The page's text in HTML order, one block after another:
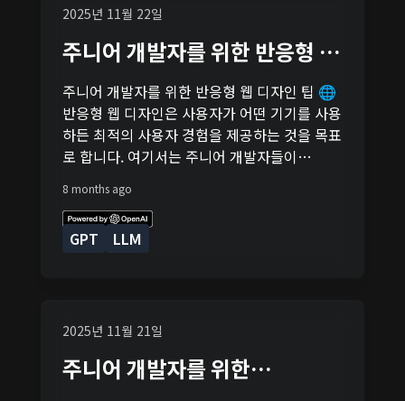
쿼리가 필요 없습니다! 마무리 이제 여러분은
CSS Grid Layout을 사용하여 멋진 반응형 갤
러리를 만들 수 있게 되었습니다. 이 기술을 활
용하여 다양한 레이아웃을 실험해보고, 사용자
에게 더 아름다운 웹 경험을 제공하세요. 웹 개
발의 세계는 끝없이 넓고, 여러분의 창의력을
발휘할 기회가 많습니다. 실험을 두려워하지 마
다면, 좋아요와 팔로우를 잊지 마세요. 더 많은
웹 개발 팁과 트릭을 공유할 예정이니, 계속 지
켜봐 주세요!
간단히 말해서, CORS는 한 출처에서 실행 중인
에 접근할 수 있게 해주는 메커니즘입니다. 웹
Policy)을 따르기 때문에, 이 정책은 보안을 위
해 다른 출처의 리소스를 불러오는 것을 제한합
니다. 하지만, CORS를 사용하면 안전하게 이
제한을 우회할 수 있어요. CORS는 어떻게 작동
하나요? 웹 애플리케이션에서 다른 출처의 리
소스를 요청할 때, 브라우저는 자동으로 해당
요청에 헤더를 추가합니다. 이 헤더는 요청이
시작된 출처를 나타냅니다. 서버는 이 요청을
단한 예제 웹 개발에서 CORS 설정은 주로 서버
측에서 이루어집니다. 예를 들어, Node.js의
Express 프레임워크를 사용하여 서버를 구축
2025년 11월 22일
주니어 개발자를 위한 반응형 웹
디자인 팁 🌐
주니어 개발자를 위한 반응형 웹 디자인 팁 🌐
반응형 웹 디자인은 사용자가 어떤 기기를 사용
하든 최적의 사용자 경험을 제공하는 것을 목표
로 합니다. 여기서는 주니어 개발자들이
사이트를 구축할 때 유용한 몇 가지 팁을 공유
하려고 합니다. 미디어 쿼리 사용하기 미디어
쿼리는 다양한 화면 크기와 해상도에 따라 웹사
적용할 수 있습니다. 위 코드는 화면의 너비가
합니다. 이렇게 하면 작은 화면에서도 콘텐츠가
8 months ago
GPT LLM
2025년 11월 21일
주니어 개발자를 위한